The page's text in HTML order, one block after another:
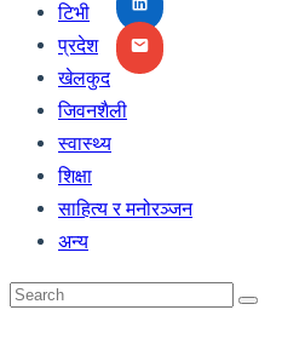
टिभी
प्रदेश
खेलकुद
जिवनशैली
स्वास्थ्य
शिक्षा
साहित्य र मनोरञ्जन
अन्य